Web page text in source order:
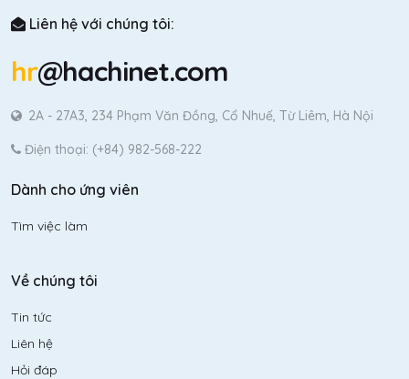
Liên hệ với chúng tôi:
hr@hachinet.com
2A - 27A3, 234 Phạm Văn Đồng, Cổ Nhuế, Từ Liêm, Hà Nội
Điện thoại: (+84) 982-568-222
Dành cho ứng viên
Tìm việc làm
Về chúng tôi
Tin tức
Liên hệ
Hỏi đáp